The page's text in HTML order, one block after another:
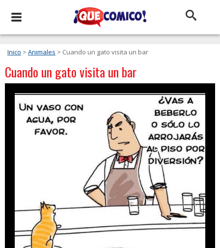
Inico > Animales > Cuando un gato visita un bar
Cuando un gato visita un bar